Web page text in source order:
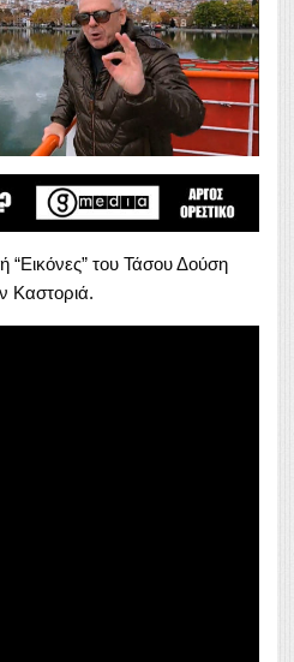
“Εικόνες” του Τάσου Δούση
Καστοριά.